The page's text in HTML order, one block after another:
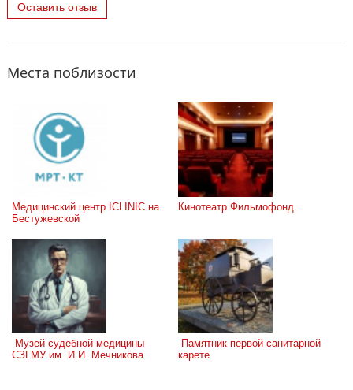
Оставить отзыв
Места поблизости
Медицинский центр ICLINIC на
Бестужевской
Кинотеатр Фильмофонд
СЗГМУ им. И.И. Мечникова
карете